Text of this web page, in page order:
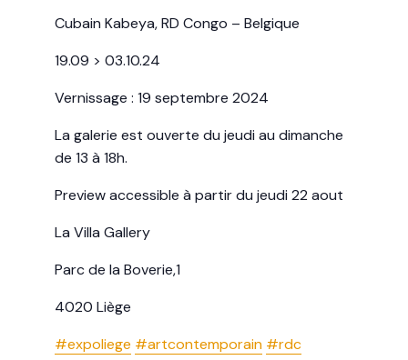
Cubain Kabeya, RD Congo – Belgique
19.09 > 03.10.24
Vernissage : 19 septembre 2024
La galerie est ouverte du jeudi au dimanche
de 13 à 18h.
Preview accessible à partir du jeudi 22 aout
La Villa Gallery
Parc de la Boverie,1
4020 Liège
#expoliege #artcontemporain #rdc